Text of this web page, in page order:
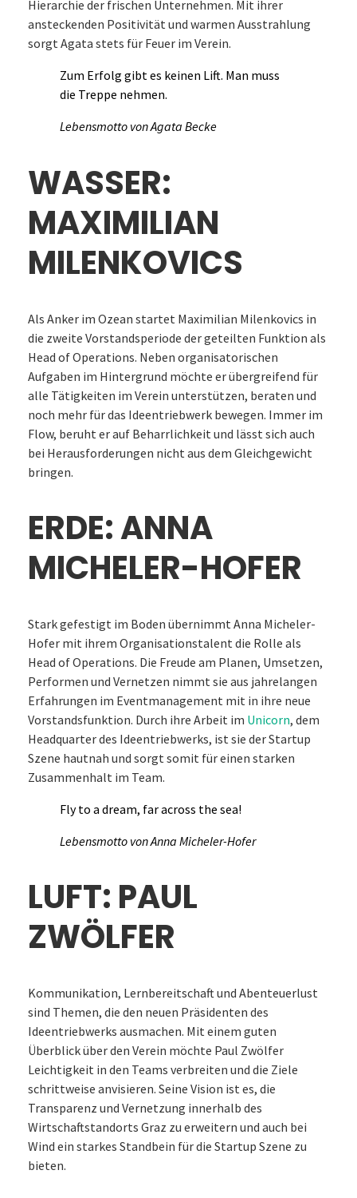
Hierarchie der frischen Unternehmen. Mit ihrer
ansteckenden Positivität und warmen Ausstrahlung
sorgt Agata stets für Feuer im Verein.
Zum Erfolg gibt es keinen Lift. Man muss
die Treppe nehmen.
Lebensmotto von Agata Becke
WASSER:
MAXIMILIAN
MILENKOVICS
Als Anker im Ozean startet Maximilian Milenkovics in
die zweite Vorstandsperiode der geteilten Funktion als
Head of Operations. Neben organisatorischen
Aufgaben im Hintergrund möchte er übergreifend für
alle Tätigkeiten im Verein unterstützen, beraten und
noch mehr für das Ideentriebwerk bewegen. Immer im
Flow, beruht er auf Beharrlichkeit und lässt sich auch
bei Herausforderungen nicht aus dem Gleichgewicht
bringen.
ERDE: ANNA
MICHELER-HOFER
Stark gefestigt im Boden übernimmt Anna Micheler-
Hofer mit ihrem Organisationstalent die Rolle als
Head of Operations. Die Freude am Planen, Umsetzen,
Performen und Vernetzen nimmt sie aus jahrelangen
Erfahrungen im Eventmanagement mit in ihre neue
Vorstandsfunktion. Durch ihre Arbeit im Unicorn, dem
Headquarter des Ideentriebwerks, ist sie der Startup
Szene hautnah und sorgt somit für einen starken
Zusammenhalt im Team.
Fly to a dream, far across the sea!
Lebensmotto von Anna Micheler-Hofer
LUFT: PAUL
ZWÖLFER
Kommunikation, Lernbereitschaft und Abenteuerlust
sind Themen, die den neuen Präsidenten des
Ideentriebwerks ausmachen. Mit einem guten
Überblick über den Verein möchte Paul Zwölfer
Leichtigkeit in den Teams verbreiten und die Ziele
schrittweise anvisieren. Seine Vision ist es, die
Transparenz und Vernetzung innerhalb des
Wirtschaftstandorts Graz zu erweitern und auch bei
Wind ein starkes Standbein für die Startup Szene zu
bieten.